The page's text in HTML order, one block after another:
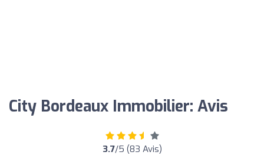
City Bordeaux Immobilier: Avis
3.7/5 (83 Avis)